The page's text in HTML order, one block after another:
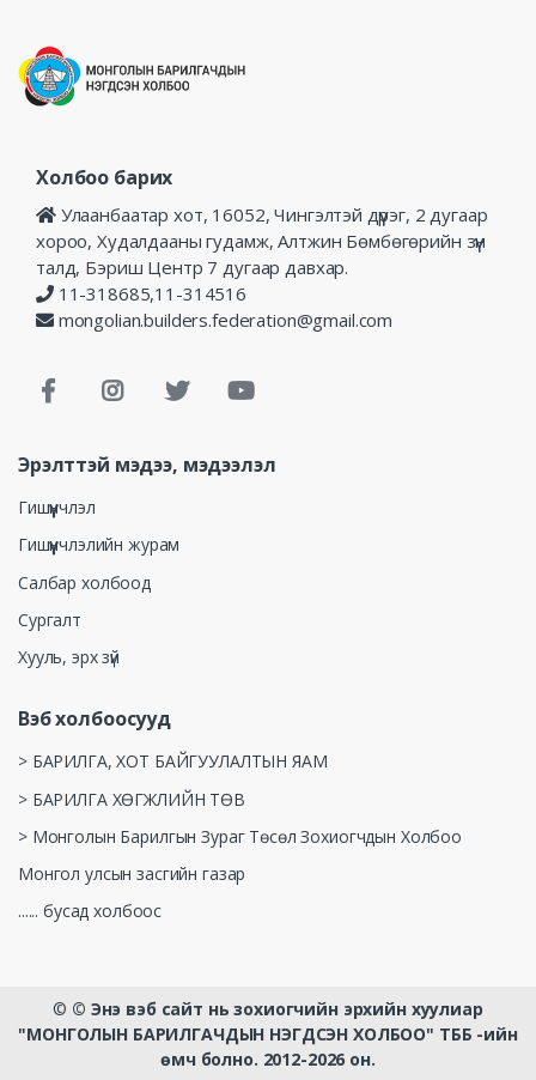
Холбоо барих
Улаанбаатар хот, 16052, Чингэлтэй дүүрэг, 2 дугаар
хороо, Худалдааны гудамж, Алтжин Бөмбөгөрийн зүүн
талд, Бэриш Центр 7 дугаар давхар.
11-318685,11-314516
mongolian.builders.federation@gmail.com
Эрэлттэй мэдээ, мэдээлэл
Гишүүнчлэл
Гишүүнчлэлийн журам
Салбар холбоод
Сургалт
Хууль, эрх зүй
Вэб холбоосууд
> БАРИЛГА, ХОТ БАЙГУУЛАЛТЫН ЯАМ
> БАРИЛГА ХӨГЖЛИЙН ТӨВ
> Монголын Барилгын Зураг Төсөл Зохиогчдын Холбоо
Монгол улсын засгийн газар
...... бусад холбоос
© © Энэ вэб сайт нь зохиогчийн эрхийн хуулиар
"МОНГОЛЫН БАРИЛГАЧДЫН НЭГДСЭН ХОЛБОО" ТББ -ийн
өмч болно. 2012-2026 он.